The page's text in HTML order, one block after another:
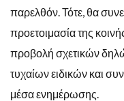
παρελθόν. Τότε, θα
προετοιμασία της
προβολή σχετικών
τυχαίων ειδικών και
μέσα ενημέρωσης.